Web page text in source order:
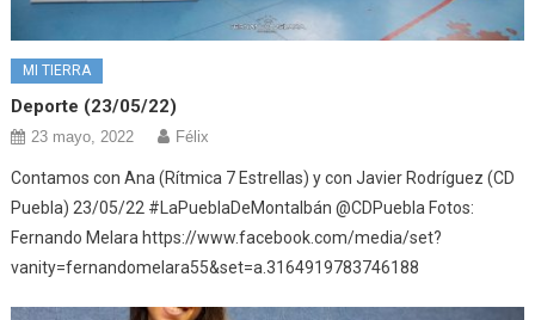
MI TIERRA
Deporte (23/05/22)
23 mayo, 2022 Félix
Contamos con Ana (Rítmica 7 Estrellas) y con Javier Rodríguez (CD
Puebla) 23/05/22 #LaPueblaDeMontalbán @CDPuebla Fotos:
Fernando Melara https://www.facebook.com/media/set?
vanity=fernandomelara55&set=a.3164919783746188